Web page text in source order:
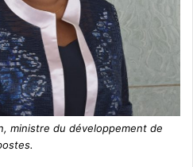
ministre du développement de